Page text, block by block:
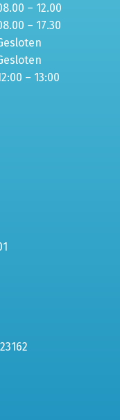
– 12.00
– 17.30
– 13:00